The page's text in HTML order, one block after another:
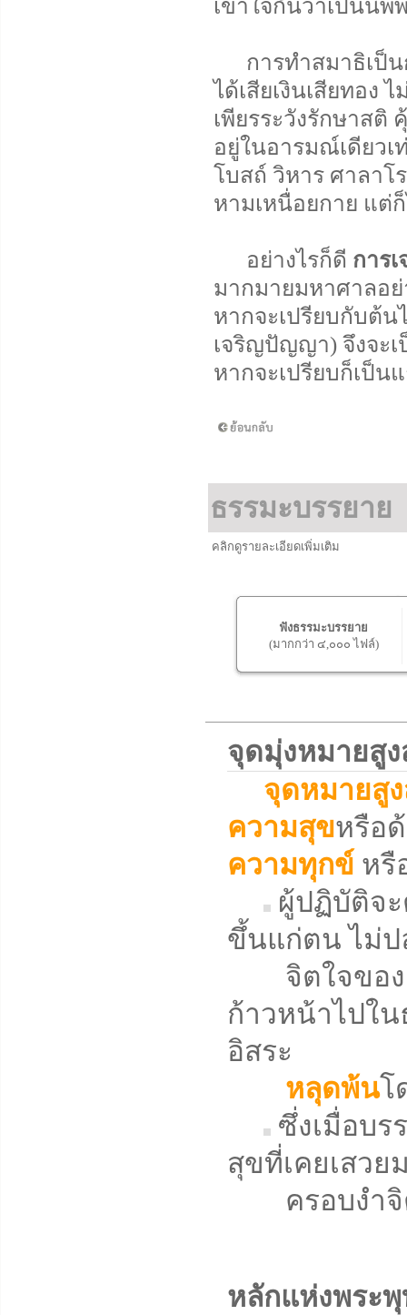
เข้าใจกันว่าเป็นนิพ
การทำสมาธิเป็น
ได้เสียเงินเสียทอง
เพียรระวังรักษาส
อยู่ในอารมณ์เดียวเ
โบสถ์ วิหาร ศาลาโ
หามเหนื่อยกาย แต่
อย่างไรก็ดี การ
มากมายมหาศาลอ
หากจะเปรียบกับต้น
เจริญปัญญา) จึงจะ
หากจะเปรียบก็เป็น
ธรรมะบรรยาย
คลิกดูรายละเอียดเพิ่มเติม
ฟังธรรมะบรรยาย
(มากกว่า ๔,๐๐๐ ไฟล์)
จุดมุ่งหมายสู
จุดหมายสู
ความสุขหรือ
ความทุกข์ หรื
ผู้ปฏิบัติจะ
ขึ้นแก่ตน ไม่ป
จิตใจของ
ก้าวหน้าไปใน
อิสระ
หลุดพ้นโ
ซึ่งเมื่อบร
สุขที่เคยเสว
ครอบงำจิต
หลักแห่งพระ